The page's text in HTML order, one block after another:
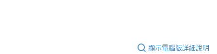
顯示電腦版詳細說明